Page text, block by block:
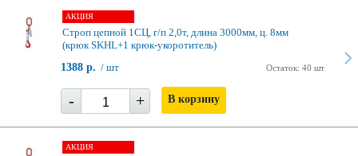
АКЦИЯ
Строп цепной 1СЦ, г/п 2,0т, длина 3000мм, ц. 8мм
(крюк SKHL+1 крюк-укоротитель)
Остаток: 40 шт
1388 р. / шт
- + В корзину
АКЦИЯ